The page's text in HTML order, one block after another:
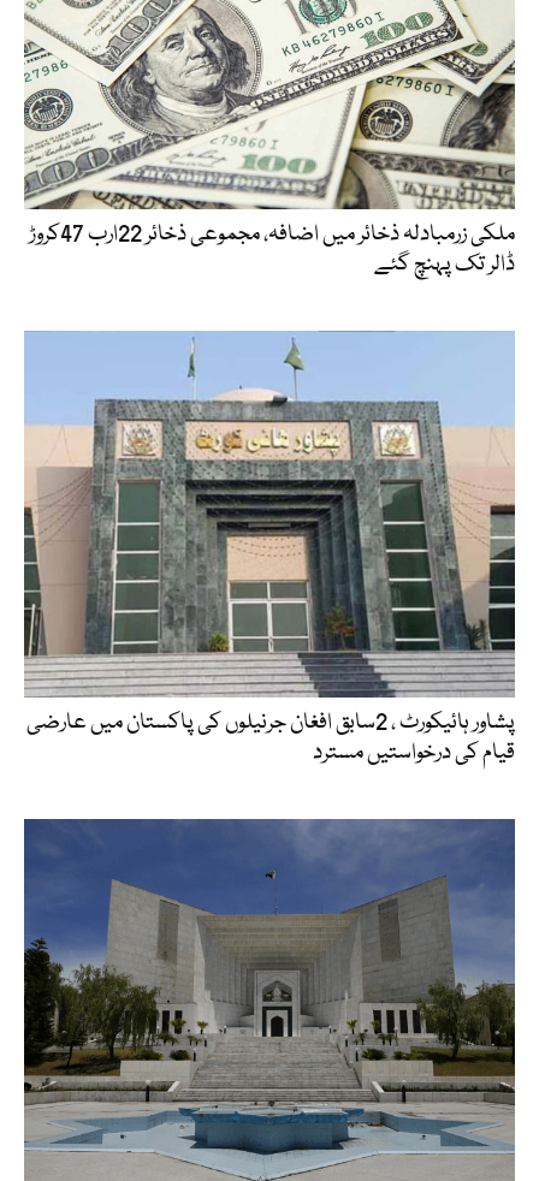
ملکی زرمبادلہ ذخائر میں اضافہ، مجموعی ذخائر 22ارب 47کروڑ
ڈالر تک پہنچ گئے
پشاور ہائیکورٹ ، 2سابق افغان جرنیلوں کی پاکستان میں عارضی
قیام کی درخواستیں مسترد